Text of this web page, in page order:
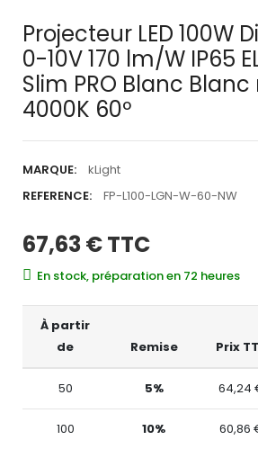
Projecteur LED 100W
0-10V 170 lm/W IP65
Slim PRO Blanc
4000K 60º
MARQUE:
kLight
REFERENCE:
FP-L100-LGN-W-60-NW
67,63 €TTC
En stock, préparation en 72 heures
À partir
de
Remise Prix
50 5% 64,24
100 10% 60,86